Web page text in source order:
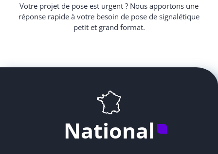
Votre projet de pose est urgent ? Nous apportons une
réponse rapide à votre besoin de pose de signalétique
petit et grand format.
National